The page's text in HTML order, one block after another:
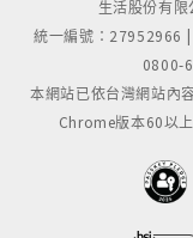
HEAD-FI AUDIO
英雄
Final Inc.｜
生活股份有
統一編號：27952966 |
0800-
本網站已依台灣網站內
Chrome版本60以